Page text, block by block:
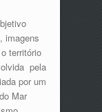
imagens
território
pela
por um
Mar